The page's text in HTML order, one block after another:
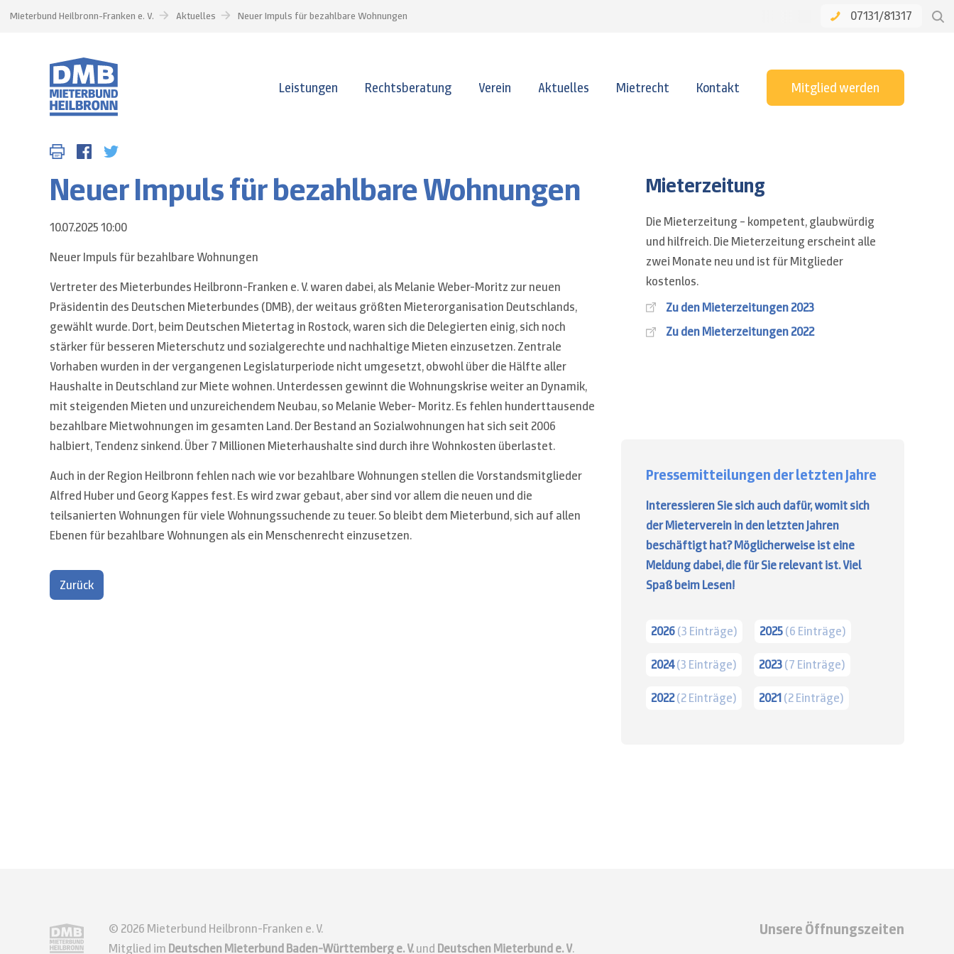
Mieterbund Heilbronn-Franken e. V. Aktuelles Neuer Impuls für bezahlbare Wohnungen 07131/81317
Leistungen Rechtsberatung Verein Aktuelles Mietrecht Kontakt Mitglied werden
Neuer Impuls für bezahlbare Wohnungen
10.07.2025 10:00
Neuer Impuls für bezahlbare Wohnungen
Vertreter des Mieterbundes Heilbronn-Franken e. V. waren dabei, als Melanie Weber-Moritz zur neuen
Präsidentin des Deutschen Mieterbundes (DMB), der weitaus größten Mieterorganisation Deutschlands,
gewählt wurde. Dort, beim Deutschen Mietertag in Rostock, waren sich die Delegierten einig, sich noch
stärker für besseren Mieterschutz und sozialgerechte und nachhaltige Mieten einzusetzen. Zentrale
Vorhaben wurden in der vergangenen Legislaturperiode nicht umgesetzt, obwohl über die Hälfte aller
Haushalte in Deutschland zur Miete wohnen. Unterdessen gewinnt die Wohnungskrise weiter an Dynamik,
mit steigenden Mieten und unzureichendem Neubau, so Melanie Weber- Moritz. Es fehlen hunderttausende
bezahlbare Mietwohnungen im gesamten Land. Der Bestand an Sozialwohnungen hat sich seit 2006
halbiert, Tendenz sinkend. Über 7 Millionen Mieterhaushalte sind durch ihre Wohnkosten überlastet.
Auch in der Region Heilbronn fehlen nach wie vor bezahlbare Wohnungen stellen die Vorstandsmitglieder
Alfred Huber und Georg Kappes fest. Es wird zwar gebaut, aber sind vor allem die neuen und die
teilsanierten Wohnungen für viele Wohnungssuchende zu teuer. So bleibt dem Mieterbund, sich auf allen
Ebenen für bezahlbare Wohnungen als ein Menschenrecht einzusetzen.
Zurück
Mieterzeitung
Die Mieterzeitung – kompetent, glaubwürdig
und hilfreich. Die Mieterzeitung erscheint alle
zwei Monate neu und ist für Mitglieder
kostenlos.
Zu den Mieterzeitungen 2023
Zu den Mieterzeitungen 2022
Pressemitteilungen der letzten Jahre
Interessieren Sie sich auch dafür, womit sich
der Mieterverein in den letzten Jahren
beschäftigt hat? Möglicherweise ist eine
Meldung dabei, die für Sie relevant ist. Viel
Spaß beim Lesen!
2026(3 Einträge) 2025(6 Einträge)
2024(3 Einträge) 2023(7 Einträge)
2022(2 Einträge) 2021(2 Einträge)
© 2026 Mieterbund Heilbronn-Franken e. V.
Mitglied im Deutschen Mieterbund Baden-Württemberg e. V.und Deutschen Mieterbund e. V.
Unsere Öffnungszeiten